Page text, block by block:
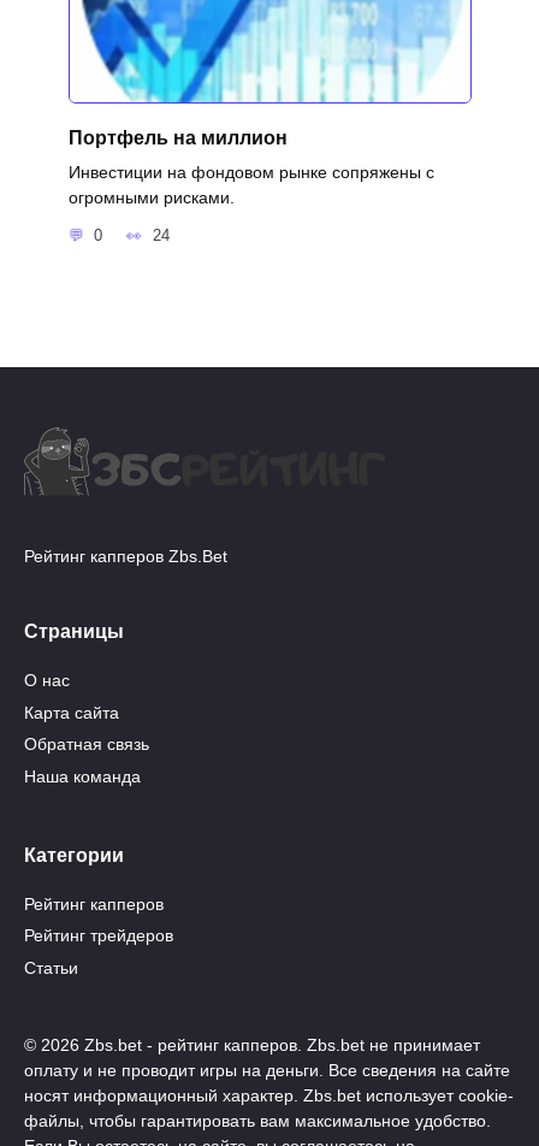
Портфель на миллион
Инвестиции на фондовом рынке сопряжены с
огромными рисками.
0 24
Рейтинг капперов Zbs.Bet
Страницы
О нас
Карта сайта
Обратная связь
Наша команда
Категории
Рейтинг капперов
Рейтинг трейдеров
Статьи
© 2026 Zbs.bet - рейтинг капперов. Zbs.bet не принимает
оплату и не проводит игры на деньги. Все сведения на сайте
носят информационный характер. Zbs.bet использует cookie-
файлы, чтобы гарантировать вам максимальное удобство.